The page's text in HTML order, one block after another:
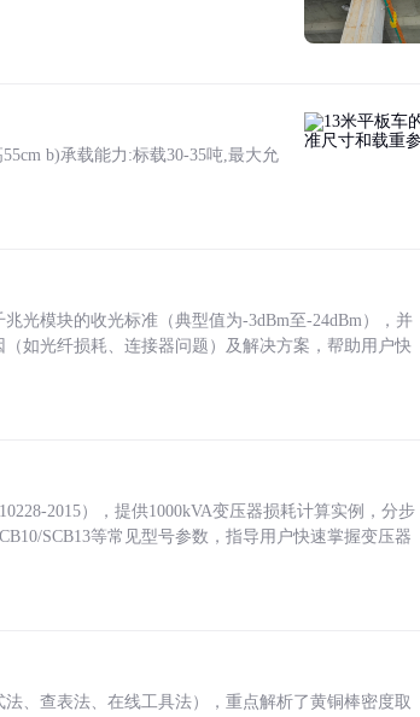
b)承载能力:标载30-35吨,最大允
光模块的收光标准（典型值为-3dBm至-24dBm），并
如光纤损耗、连接器问题）及解决方案，帮助用户快
2015），提供1000kVA变压器损耗计算实例，分步
SCB13等常见型号参数，指导用户快速掌握变压器
、查表法、在线工具法），重点解析了黄铜棒密度取